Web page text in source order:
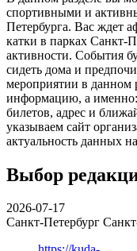
спортивными и
Петербурга. Вас ждет
катки в парках Санкт-
активности. События
сидеть дома и
мероприятии в данном
информацию, а именно:
билетов, адрес и
указываем сайт
актуальность данных
Выбор
2026-07-17
Санкт-Петербург